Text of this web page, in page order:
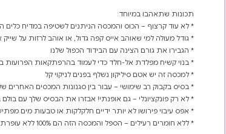
תכונות שתאהבו במיוחד:
* לא עוד קרצוף – הכוס והמכסה הניתנים לשטיפה במדיח כלים
* גודל מעולה למי שאוהב אייס קפה גדול, או אוהב לרזות על שייק
* הגבירו את גורם הצינה עם הבידוד הכפול שלנו
* בנוי קשיח מפלדת אל-חלד כדי לעמוד בהרפתקאות הפרועות
* למכסה זה יש אטם סיליקון נשלף בפנים לניקוי קל
* בסיס בקבוק רב שימושי – עבור בין סגנונות המכסים האחרים
* לא רק פונקציונלי – גם אופנתי! אבזרו את הבסיס שלך עם
* אפס עיבוי פירושו לא יותר ידיים חלקלקות או טבעות מים
* ללא חומרים רעילים – הספל והמכסה הזה הם 100% ללא עופרת וללא BPA